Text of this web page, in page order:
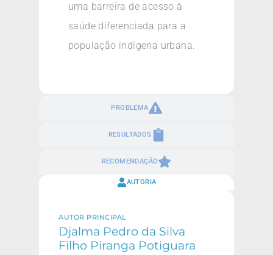
PROBLEMA
RESULTADOS
RECOMENDAÇÃO
uma barreira de acesso à
saúde diferenciada para a
população indígena urbana.
AUTORIA
AUTOR PRINCIPAL
Djalma Pedro da Silva
Filho Piranga Potiguara